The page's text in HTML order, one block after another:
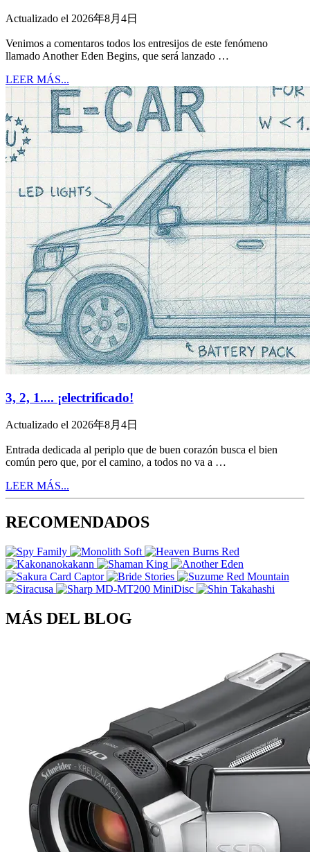
Actualizado el 2026年8月4日
Venimos a comentaros todos los entresijos de este fenómeno
llamado Another Eden Begins, que será lanzado …
LEER MÁS...
3, 2, 1.... ¡electrificado!
Actualizado el 2026年8月4日
Entrada dedicada al periplo que de buen corazón busca el bien
común pero que, por el camino, a todos no va a …
LEER MÁS...
RECOMENDADOS
MÁS DEL BLOG